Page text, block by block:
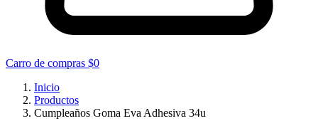
Carro de compras $0
Inicio
Productos
Cumpleaños Goma Eva Adhesiva 34u